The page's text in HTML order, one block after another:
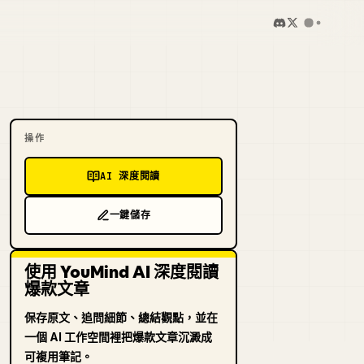
操作
AI 深度閱讀
一鍵儲存
使用 YouMind AI 深度閱讀
爆款文章
保存原文、追問細節、總結觀點，並在
一個 AI 工作空間裡把爆款文章沉澱成
可複用筆記。